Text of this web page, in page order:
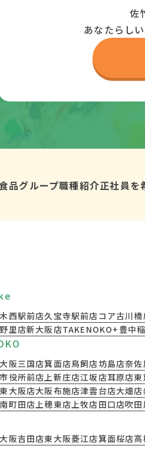
佐
あなたらし
品グループ職種紹介正社員を
西駅前店久宝寺駅前店コア古川橋
野里店新大阪店TAKENOKO+豊中
阪三国店箕面店鳥飼店坊島店奈佐
役所前店上新庄店江坂店耳原店
東大阪店大阪布施店津雲台店大畑店
南町田店上穂東店上牧店田口店吹
阪吉田店東大阪菱江店箕面桜店